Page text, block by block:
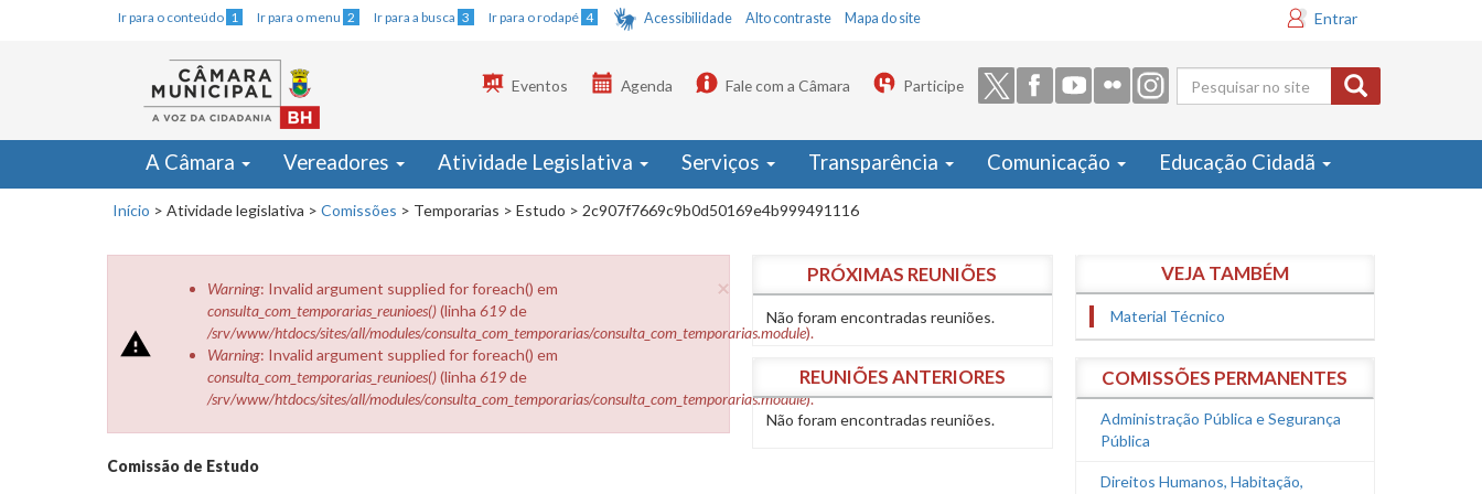
Ir para o conteúdo 1 Ir para o menu 2 Ir para a busca 3 Ir para o rodapé 4 Acessibilidade Alto contraste Mapa do site Entrar
Formulário
de busca
Eventos Agenda Fale com a Câmara Participe
A Câmara Vereadores Atividade Legislativa Serviços Transparência Comunicação Educação Cidadã
Início > Atividade legislativa > Comissões > Temporarias > Estudo > 2c907f7669c9b0d50169e4b999491116
×
Menssagem de erro
Warning: Invalid argument supplied for foreach() em
consulta_com_temporarias_reunioes()(linha 619de
/srv/www/htdocs/sites/all/modules/consulta_com_temporarias/consulta_com_temporarias.module).
Warning: Invalid argument supplied for foreach() em
consulta_com_temporarias_reunioes()(linha 619de
/srv/www/htdocs/sites/all/modules/consulta_com_temporarias/consulta_com_temporarias.module).
Comissão de Estudo
PRÓXIMAS REUNIÕES
Não foram encontradas reuniões.
REUNIÕES ANTERIORES
Não foram encontradas reuniões.
VEJA TAMBÉM
Material Técnico
COMISSÕES PERMANENTES
Administração Pública e Segurança
Pública
Direitos Humanos, Habitação,